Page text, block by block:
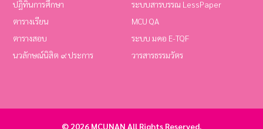
ระบบสารบรรณ LessPaper
MCU QA
ระบบ มคอ E-TQF
วารสารธรรมวัตร
ปฏิทินการศึกษา
ตารางเรียน
ตารางสอบ
นวลักษณ์นิสิต ๙ ประการ
© 2026 MCUNAN All Rights Reserved.